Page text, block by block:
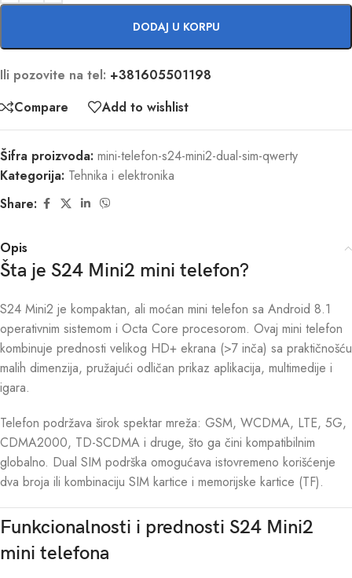
DODAJ U KORPU
Ili pozovite na tel: +381605501198
Compare
Add to wishlist
Šifra proizvoda: mini-telefon-s24-mini2-dual-sim-qwerty
Kategorija: Tehnika i elektronika
Share:
Opis
Šta je S24 Mini2 mini telefon?
S24 Mini2 je kompaktan, ali moćan mini telefon sa Android 8.1
operativnim sistemom i Octa Core procesorom. Ovaj mini telefon
kombinuje prednosti velikog HD+ ekrana (>7 inča) sa praktičnošću
malih dimenzija, pružajući odličan prikaz aplikacija, multimedije i
igara.
Telefon podržava širok spektar mreža: GSM, WCDMA, LTE, 5G,
CDMA2000, TD-SCDMA i druge, što ga čini kompatibilnim
globalno. Dual SIM podrška omogućava istovremeno korišćenje
dva broja ili kombinaciju SIM kartice i memorijske kartice (TF).
Funkcionalnosti i prednosti S24 Mini2
mini telefona